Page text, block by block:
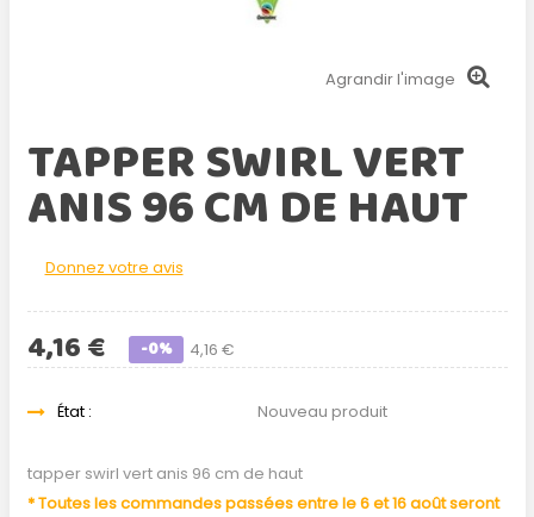
Agrandir l'image
TAPPER SWIRL VERT
ANIS 96 CM DE HAUT
Donnez votre avis
4,16 €
4,16 € -0%
État : Nouveau produit
tapper swirl vert anis 96 cm de haut
* Toutes les commandes passées entre le 6 et 16 août seront